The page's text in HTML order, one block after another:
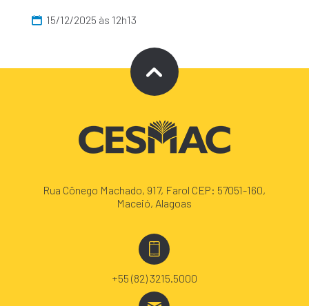
15/12/2025 às 12h13
Rua Cônego Machado, 917, Farol CEP: 57051-160,
Maceió, Alagoas
+55 (82) 3215.5000